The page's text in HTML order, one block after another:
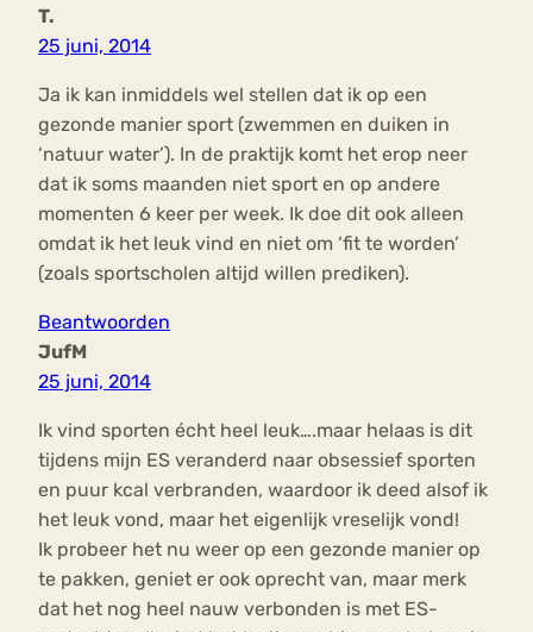
T.
25 juni, 2014
Ja ik kan inmiddels wel stellen dat ik op een
gezonde manier sport (zwemmen en duiken in
‘natuur water’). In de praktijk komt het erop neer
dat ik soms maanden niet sport en op andere
momenten 6 keer per week. Ik doe dit ook alleen
omdat ik het leuk vind en niet om ‘fit te worden’
(zoals sportscholen altijd willen prediken).
Beantwoorden
JufM
25 juni, 2014
Ik vind sporten écht heel leuk….maar helaas is dit
tijdens mijn ES veranderd naar obsessief sporten
en puur kcal verbranden, waardoor ik deed alsof ik
het leuk vond, maar het eigenlijk vreselijk vond!
Ik probeer het nu weer op een gezonde manier op
te pakken, geniet er ook oprecht van, maar merk
dat het nog heel nauw verbonden is met ES-